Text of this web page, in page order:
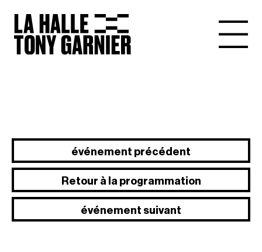
événement précédent
Retour à la programmation
événement suivant